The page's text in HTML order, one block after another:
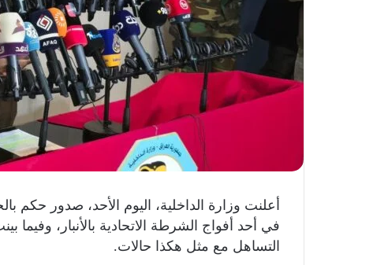
أعلنت وزارة الداخلية، اليوم الأحد، صدور حكم
في أحد أفواج الشرطة الاتحادية بالأنبار، وفيما
التساهل مع مثل هكذا حالات.